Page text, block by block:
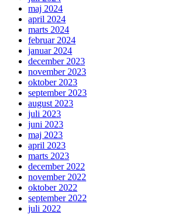
maj 2024
april 2024
marts 2024
februar 2024
januar 2024
december 2023
november 2023
oktober 2023
september 2023
august 2023
juli 2023
juni 2023
maj 2023
april 2023
marts 2023
december 2022
november 2022
oktober 2022
september 2022
juli 2022